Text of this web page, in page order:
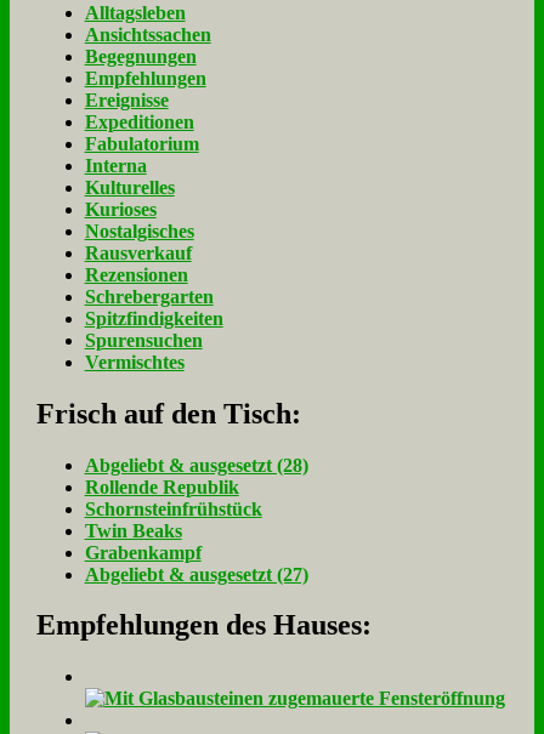
Alltagsleben
Ansichtssachen
Begegnungen
Empfehlungen
Ereignisse
Expeditionen
Fabulatorium
Interna
Kulturelles
Kurioses
Nostalgisches
Rausverkauf
Rezensionen
Schrebergarten
Spitzfindigkeiten
Spurensuchen
Vermischtes
Frisch auf den Tisch:
Ab­ge­liebt & aus­ge­setzt (28)
Rol­len­de Re­pu­blik
Schorn­stein­früh­stück
Twin Beaks
Gra­ben­kampf
Ab­ge­liebt & aus­ge­setzt (27)
Empfehlungen des Hauses: